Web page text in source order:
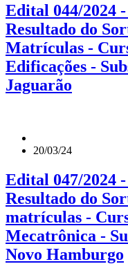
Edital 044/2024
Resultado do
Matrículas -
Edificações -
Jaguarão
20/03/24
Edital 047/2024
Resultado do
matrículas -
Mecatrônica -
Novo Hamburgo